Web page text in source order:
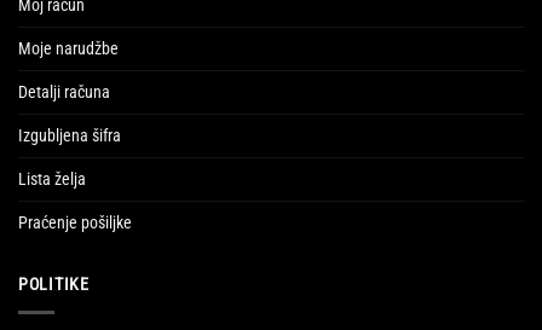
Moj račun
Moje narudžbe
Detalji računa
Izgubljena šifra
Lista želja
Praćenje pošiljke
POLITIKE